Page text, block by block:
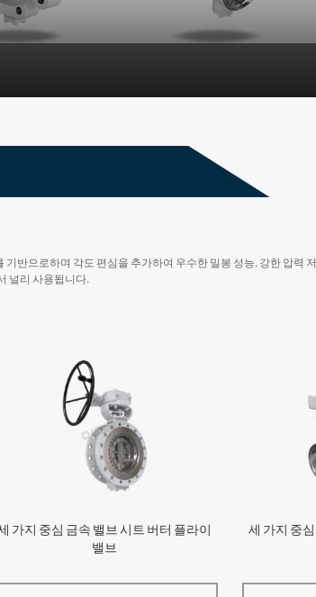
반으로하며 각도 편심을 추가하여 우수한 밀봉 성능, 강한 압력
널리 사용됩니다.
가지 중심 금속 밸브 시트 버터 플라이
밸브
세 가지 중